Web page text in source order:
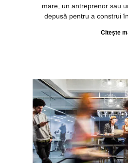
mare, un antreprenor sau
depusă pentru a construi
Citește